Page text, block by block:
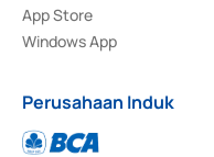
App Store
Windows App
Perusahaan Induk